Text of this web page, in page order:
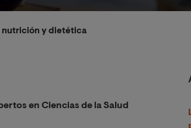
nutrición y dietética
en Ciencias de la Salud